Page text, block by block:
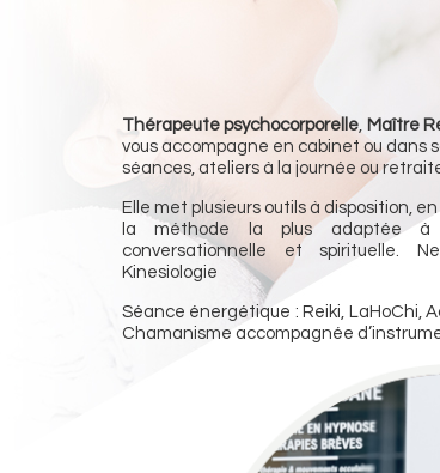
Thérapeute psychocorporelle Maître
vous accompagne en cabinet ou dans
séances, ateliers à la journée ou
Elle met plusieurs outils à disposition,
la méthode la plus adaptée à
conversationnelle et spirituelle.
Kinesiologie
Séance énergétique : Reiki, LaHoChi,
Chamanisme accompagnée